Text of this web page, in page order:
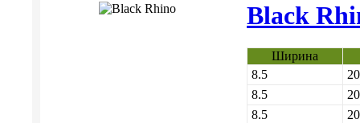
Black
Ширина
8.5
20
8.5
20
8.5
20